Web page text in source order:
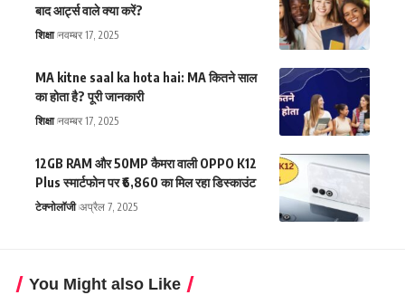
बाद आर्ट्स वाले क्या करें?
शिक्षा नवम्बर 17, 2025
MA kitne saal ka hota hai: MA कितने साल
का होता है? पूरी जानकारी
शिक्षा नवम्बर 17, 2025
12GB RAM और 50MP कैमरा वाली OPPO K12
Plus स्मार्टफोन पर ₹6,860 का मिल रहा डिस्काउंट
टेक्नोलॉजी अप्रैल 7, 2025
You Might also Like